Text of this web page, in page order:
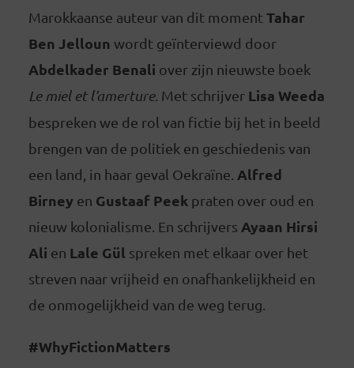
Marokkaanse auteur van dit momentTahar
Ben Jelloun wordt geïnterviewd door
Abdelkader Benali over zijn nieuwste boek
Le miel et l’amerture. Met schrijver Lisa Weeda
bespreken we de rol van fictie bij het in beeld
brengen van de politiek en geschiedenis van
een land, in haar geval Oekraïne. Alfred
Birneyen Gustaaf Peekpraten over oud en
nieuw kolonialisme. En schrijvers Ayaan Hirsi
Ali en Lale Gül spreken met elkaar over het
streven naar vrijheid en onafhankelijkheid en
de onmogelijkheid van de weg terug.
#WhyFictionMatters